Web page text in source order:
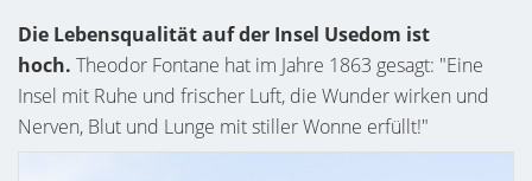
Die Lebensqualität auf der Insel Usedom ist
hoch. Theodor Fontane hat im Jahre 1863 gesagt: "Eine
Insel mit Ruhe und frischer Luft, die Wunder wirken und
Nerven, Blut und Lunge mit stiller Wonne erfüllt!"